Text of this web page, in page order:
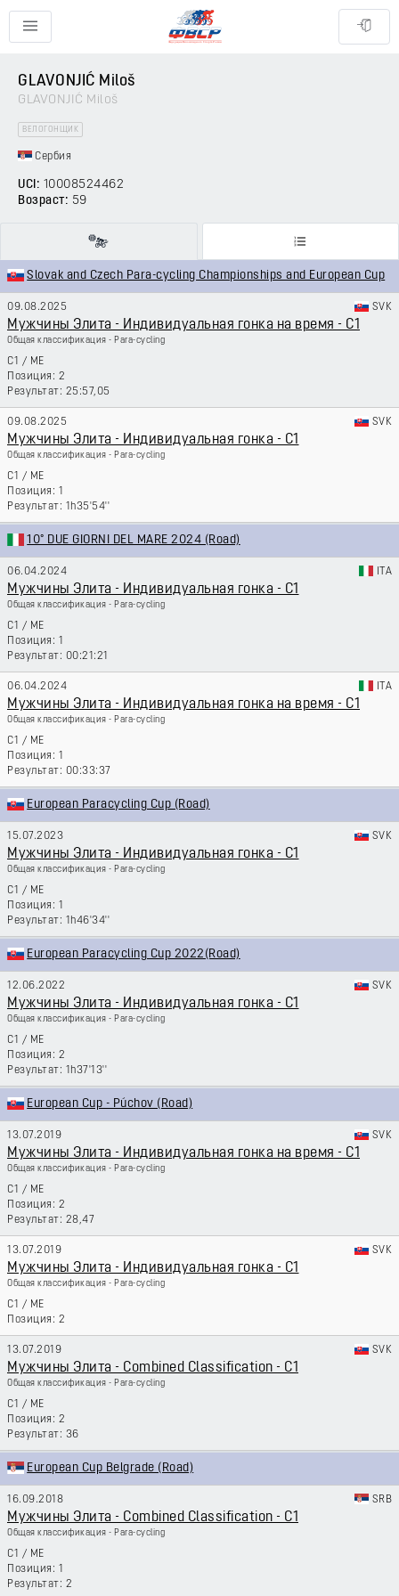
GLAVONJIĆ Miloš
GLAVONJIĆ Miloš
ВЕЛОГОНЩИК
Сербия
UCI: 10008524462
Возраст: 59
Slovak and Czech Para-cycling Championships and European Cup
09.08.2025 SVK
Мужчины Элита - Индивидуальная гонка на время - C1
Общая классификация - Para-cycling
C1 / ME
2
25:57,05
09.08.2025 SVK
Мужчины Элита - Индивидуальная гонка - C1
Общая классификация - Para-cycling
C1 / ME
1
1h35'54''
10° DUE GIORNI DEL MARE 2024 (Road)
06.04.2024 ITA
Мужчины Элита - Индивидуальная гонка - C1
Общая классификация - Para-cycling
C1 / ME
1
00:21:21
06.04.2024 ITA
Мужчины Элита - Индивидуальная гонка на время - C1
Общая классификация - Para-cycling
C1 / ME
1
00:33:37
European Paracycling Cup (Road)
15.07.2023 SVK
Мужчины Элита - Индивидуальная гонка - C1
Общая классификация - Para-cycling
C1 / ME
1
1h46'34''
European Paracycling Cup 2022(Road)
12.06.2022 SVK
Мужчины Элита - Индивидуальная гонка - C1
Общая классификация - Para-cycling
C1 / ME
2
1h37'13''
European Cup - Púchov (Road)
13.07.2019 SVK
Мужчины Элита - Индивидуальная гонка на время - C1
Общая классификация - Para-cycling
C1 / ME
2
28,47
13.07.2019 SVK
Мужчины Элита - Индивидуальная гонка - C1
Общая классификация - Para-cycling
C1 / ME
2
13.07.2019 SVK
Мужчины Элита - Combined Classification - C1
Общая классификация - Para-cycling
C1 / ME
2
36
European Cup Belgrade (Road)
16.09.2018 SRB
Мужчины Элита - Combined Classification - C1
Общая классификация - Para-cycling
C1 / ME
1
2